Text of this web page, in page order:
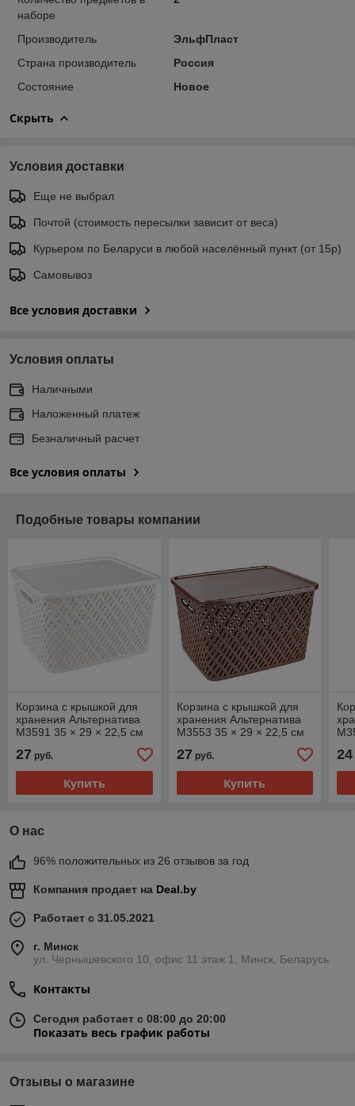
наборе
Производитель
ЭльфПласт
Страна производитель
Россия
Состояние
Новое
Скрыть
Условия доставки
Еще не выбрал
Почтой (стоимость пересылки зависит от веса)
Курьером по Беларуси в любой населённый пункт (от 15р)
Самовывоз
Все условия доставки
Условия оплаты
Наличными
Наложенный платеж
Безналичный расчет
Все условия оплаты
Подобные товары компании
Корзина с крышкой для
хранения Альтернатива
М3591 35 × 29 × 22,5 см
27 руб.
Купить
Корзина с крышкой для
хранения Альтернатива
М3553 35 × 29 × 22,5 см
27 руб.
Купить
24
О нас
96% положительных из 26 отзывов за год
Компания продает на Deal.by
Работает с 31.05.2021
г. Минск
ул. Чернышевского 10, офис 11 этаж 1, Минск, Беларусь
Контакты
Сегодня работает с 08:00 до 20:00
Показать весь график работы
Отзывы о магазине